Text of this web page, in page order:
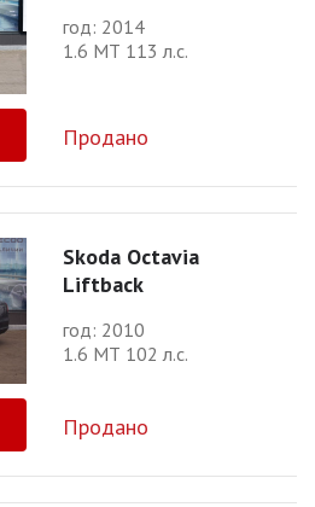
год: 2014
1.6 МТ 113 л.с.
Продано
Skoda Octavia
Liftback
год: 2010
1.6 МТ 102 л.с.
Продано